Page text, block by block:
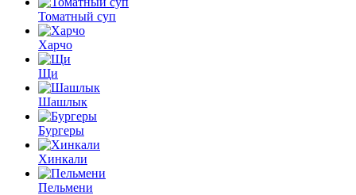
Томатный суп
Харчо
Щи
Шашлык
Бургеры
Хинкали
Пельмени